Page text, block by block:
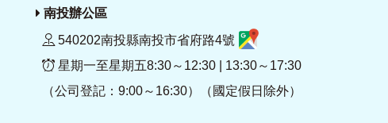
南投辦公區
540202南投縣南投市省府路4號
星期一至星期五8:30～12:30 | 13:30～17:30
（公司登記：9:00～16:30）（國定假日除外）